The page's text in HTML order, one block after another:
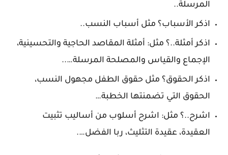
المرسلة..
اذكر الأسباب؟ مثل أسباب النسب..
اذكر أمثلة..؟ مثل: أمثلة المقاصد الحاجية والتحسينية،
الإجماع والقياس والمصلحة المرسلة…..
اذكر الحقوق؟ مثل حقوق الطفل مجهول النسب،
الحقوق التي تضمنتها الخطبة…
اشرح..؟ مثل: اشرح أسلوب من أساليب تثبيت
العقيدة، عقيدة التثليث، ربا الفضل….